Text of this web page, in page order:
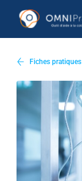
Fiches pratiques